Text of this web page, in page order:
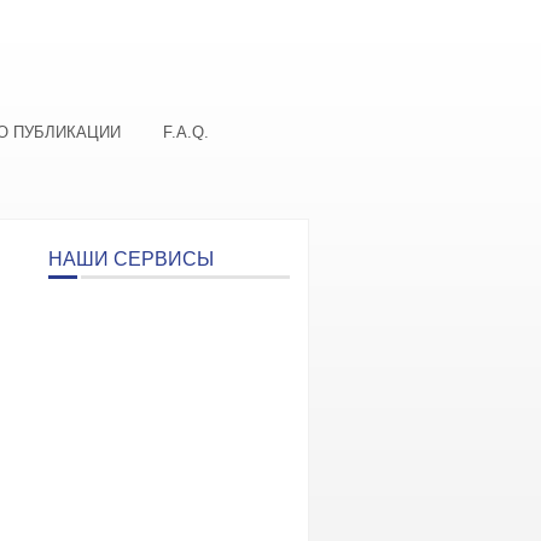
ПУБЛИКАЦИИ F.A.Q.
НАШИ СЕРВИСЫ